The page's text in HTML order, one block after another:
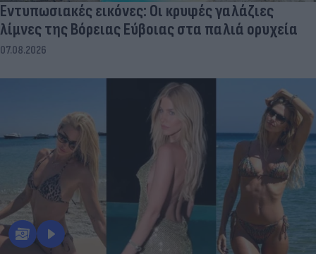
Εντυπωσιακές εικόνες: Οι κρυφές γαλάζιες
λίμνες της Βόρειας Εύβοιας στα παλιά ορυχεία
07.08.2026